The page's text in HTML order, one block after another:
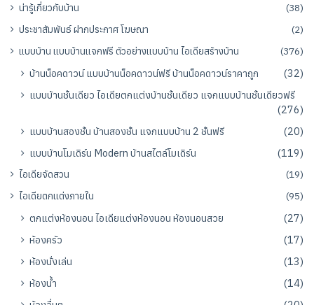
น่ารู้เกี่ยวกับบ้าน
(38)
ประชาสัมพันธ์ ฝากประกาศ โฆษณา
(2)
แบบบ้าน แบบบ้านแจกฟรี ตัวอย่างแบบบ้าน ไอเดียสร้างบ้าน
(376)
บ้านน็อคดาวน์ แบบบ้านน็อคดาวน์ฟรี บ้านน็อคดาวน์ราคาถูก
(32)
แบบบ้านชั้นเดียว ไอเดียตกแต่งบ้านชั้นเดียว แจกแบบบ้านชั้นเดียวฟรี
(276)
แบบบ้านสองชั้น บ้านสองชั้น แจกแบบบ้าน 2 ชั้นฟรี
(20)
แบบบ้านโมเดิร์น Modern บ้านสไตล์โมเดิร์น
(119)
ไอเดียจัดสวน
(19)
ไอเดียตกแต่งภายใน
(95)
ตกแต่งห้องนอน ไอเดียแต่งห้องนอน ห้องนอนสวย
(27)
ห้องครัว
(17)
ห้องนั่งเล่น
(13)
ห้องน้ำ
(14)